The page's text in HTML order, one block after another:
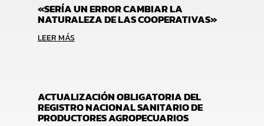
«SERÍA UN ERROR CAMBIAR LA
NATURALEZA DE LAS COOPERATIVAS»
LEER MÁS
ACTUALIZACIÓN OBLIGATORIA DEL
REGISTRO NACIONAL SANITARIO DE
PRODUCTORES AGROPECUARIOS